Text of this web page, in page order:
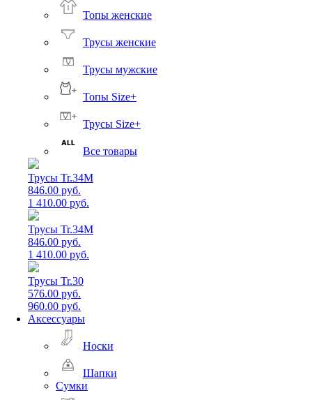
Топы женские
Трусы женские
Трусы мужские
Топы Size+
Трусы Size+
Все товары
Трусы Tr.34M
846.00 руб.
1 410.00 руб.
Трусы Tr.34M
846.00 руб.
1 410.00 руб.
Трусы Tr.30
576.00 руб.
960.00 руб.
Аксессуары
Носки
Шапки
Сумки